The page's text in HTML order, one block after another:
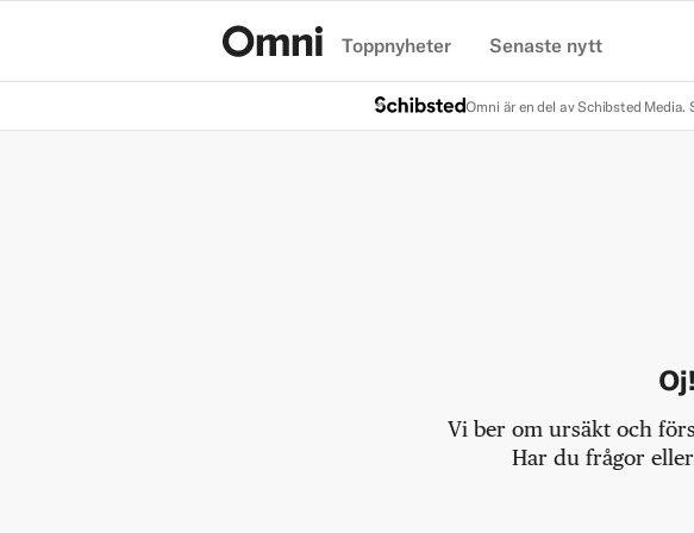
Toppnyheter Senaste nytt
Omni är en del av Schibsted Media.
Vi ber om ursäkt och
Har du frågor